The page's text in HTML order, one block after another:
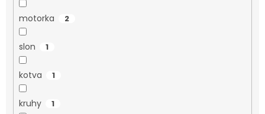
motorka 2
slon 1
kotva 1
kruhy 1